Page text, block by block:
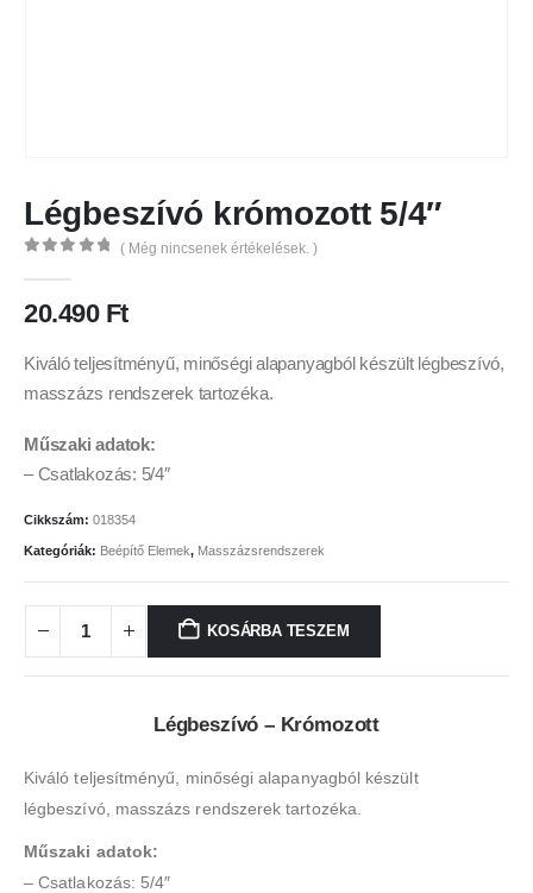
Légbeszívó krómozott 5/4″
( Még nincsenek értékelések. )
20.490 Ft
Kiváló teljesítményű, minőségi alapanyagból készült légbeszívó,
masszázs rendszerek tartozéka.
Műszaki adatok:
– Csatlakozás: 5/4″
Cikkszám: 018354
Kategóriák: Beépítő Elemek, Masszázsrendszerek
KOSÁRBA TESZEM
Légbeszívó – Krómozott
Kiváló teljesítményű, minőségi alapanyagból készült
légbeszívó, masszázs rendszerek tartozéka.
Műszaki adatok:
– Csatlakozás: 5/4″